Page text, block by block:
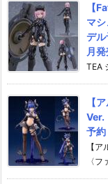
【
マ
デ
月
TEA
【
Ver.
予
【
〈フ